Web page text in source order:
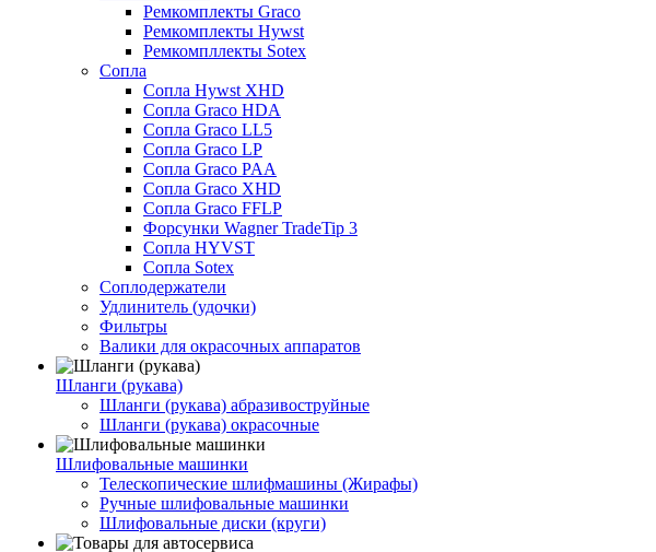
Ремкомплекты Graco
Ремкомплекты Hywst
Ремкомпллекты Sotex
Сопла
Сопла Hywst XHD
Сопла Graco HDA
Сопла Graco LL5
Сопла Graco LP
Сопла Graco PAA
Сопла Graco XHD
Сопла Graco FFLP
Форсунки Wagner TradeTip 3
Сопла HYVST
Сопла Sotex
Соплодержатели
Удлинитель (удочки)
Фильтры
Валики для окрасочных аппаратов
Шланги (рукава)
Шланги (рукава) абразивоструйные
Шланги (рукава) окрасочные
Шлифовальные машинки
Телескопические шлифмашины (Жирафы)
Ручные шлифовальные машинки
Шлифовальные диски (круги)